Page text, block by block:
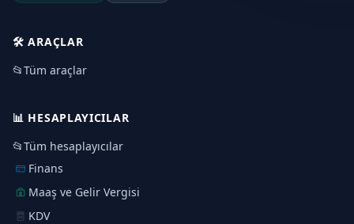
🛠️ARAÇLAR
📂Tüm araçlar
📊 HESAPLAYICILAR
📂Tüm hesaplayıcılar
Finans
Maaş ve Gelir Vergisi
KDV